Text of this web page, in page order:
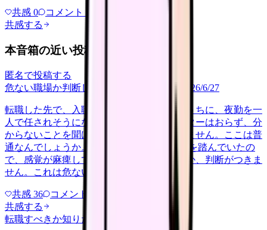
共感 0 コメント
共感する
本音箱の近い投稿
匿名で投稿する
危ない職場か判断してほしい
career-growth 2026/6/27
転職した先で、入職して二ヶ月も経たないうちに、夜勤を一
人で任されそうになっています。プリセプターはおらず、分
からないことを聞ける相手も日によっていません。ここは普
通なんでしょうか。 前の職場はもっと段階を踏んでいたの
で、感覚が麻痺しているのか自分が甘いのか、判断がつきま
せん。これは危ない環境なのか…
共感 36 コメント
共感する
転職すべきか知りたい